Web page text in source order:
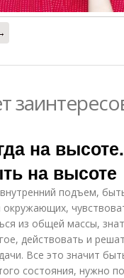
на
на высоте
подъем,
из общей массы,
действовать и
Все это значит
состояния, нужно